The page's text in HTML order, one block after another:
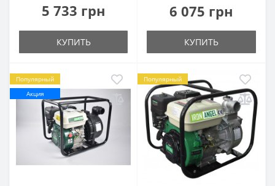
5 733 грн
КУПИТЬ
6 075 грн
КУПИТЬ
Популярный
Акция
Популярный